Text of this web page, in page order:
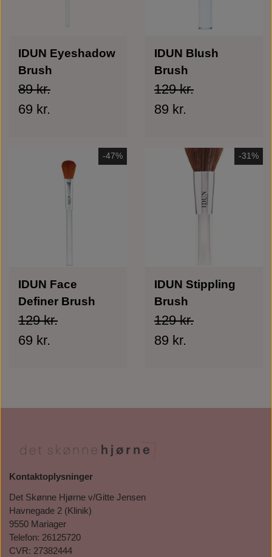
IDUN Eyeshadow
Brush
89 kr.
69 kr.
IDUN Blush
Brush
129 kr.
89 kr.
-47%
IDUN Face
Definer Brush
129 kr.
69 kr.
-31%
IDUN Stippling
Brush
129 kr.
89 kr.
Kontaktoplysninger
Det Skønne Hjørne v/Gitte Jensen
Havnegade 2 (Klinik)
9550 Mariager
Telefon: 26125720
CVR: 27382444